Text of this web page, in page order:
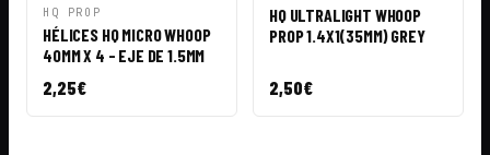
VISTA
RÁPIDA
HQ PROP
HÉLICES HQ MICRO WHOOP
40MM X 4 - EJE DE 1.5MM
2,25€
HQ ULTRALIGHT WHOOP
PROP 1.4X1(35MM) GREY
2,50€